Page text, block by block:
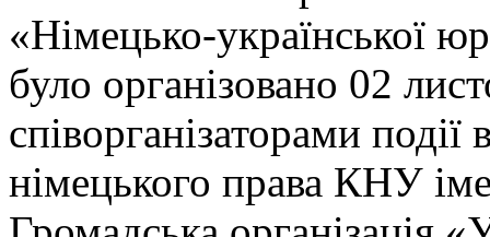
«Німецько-української
було організовано 02
співорганізаторами
німецького права КНУ